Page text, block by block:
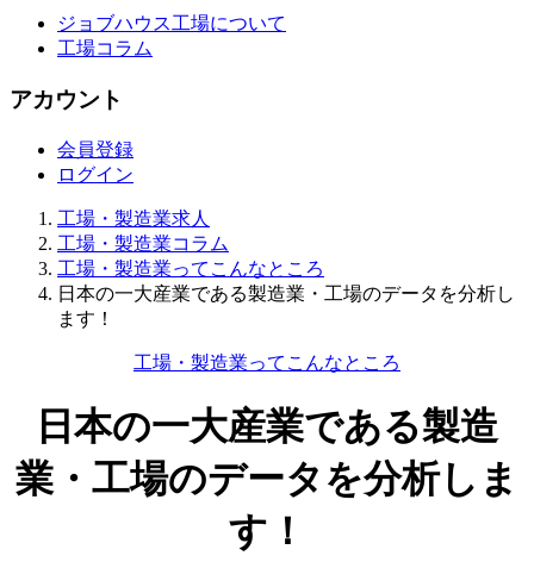
ジョブハウス工場について
工場コラム
アカウント
会員登録
ログイン
工場・製造業求人
工場・製造業コラム
工場・製造業ってこんなところ
日本の一大産業である製造業・工場のデータを分析し
ます！
工場・製造業ってこんなところ
日本の一大産業である製造
業・工場のデータを分析しま
す！